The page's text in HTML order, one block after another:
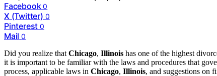
Facebook 0
X (Twitter) 0
Pinterest 0
Mail 0
Did you realize that Chicago, Illinois has one of the highest
it is important to be familiar with the laws and procedures that
process, applicable laws in Chicago, Illinois, and suggestions on